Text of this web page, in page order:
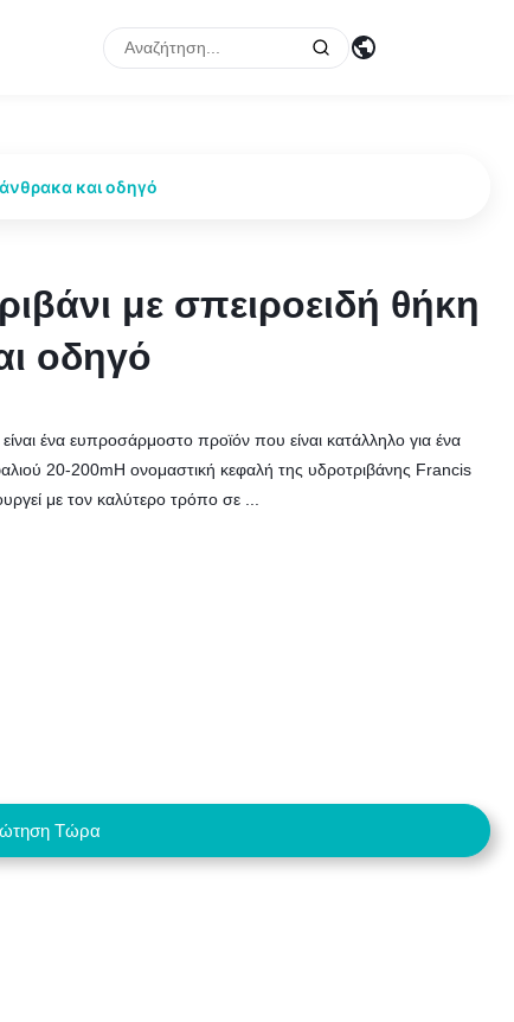
και οδηγό
με σπειροειδή θήκη
οδηγό
με σπειροειδή θήκη
οδηγό
ένα ευπροσάρμοστο προϊόν που είναι κατάλληλο για ένα
20-200mΗ ονομαστική κεφαλή της υδροτριβάνης Francis
με τον καλύτερο τρόπο σε ...
Τώρα